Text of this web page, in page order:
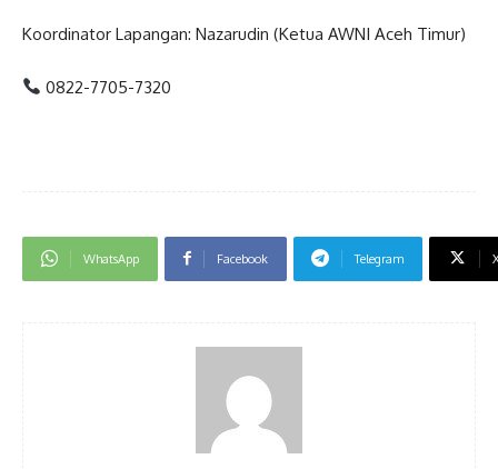
Koordinator Lapangan: Nazarudin (Ketua AWNI Aceh Timur)
0822-7705-7320
WhatsApp Facebook Telegram